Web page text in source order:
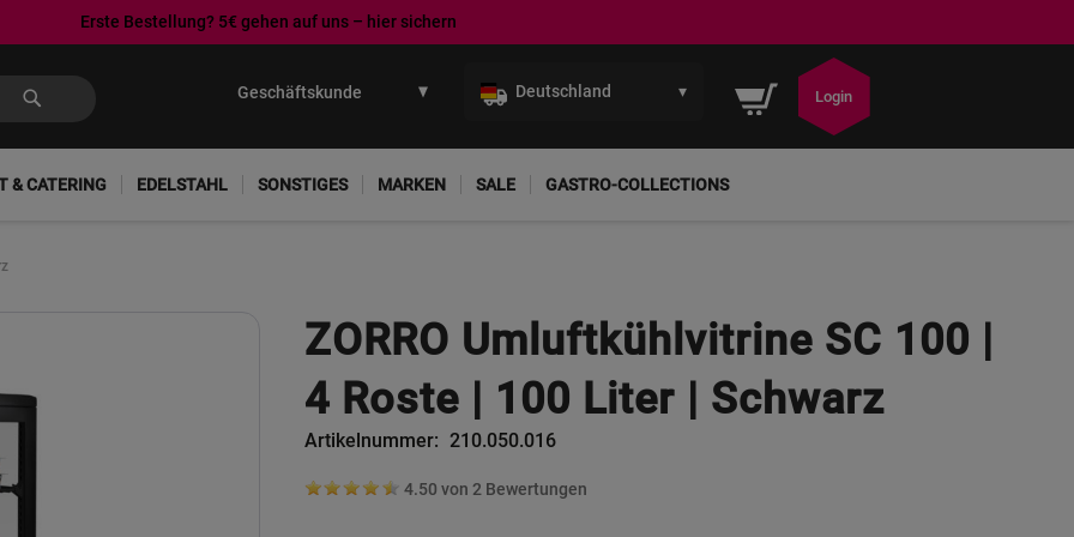
Erste Bestellung? 5€ gehen auf uns – hier sichern
Deutschland ▾ Mein Warenkorb
Login
& CATERING EDELSTAHL SONSTIGES MARKEN SALE GASTRO-COLLECTIONS
ZORRO Umluftkühlvitrine SC 100 |
4 Roste | 100 Liter | Schwarz
Artikelnummer 210.050.016
4.50 von 2 Bewertungen